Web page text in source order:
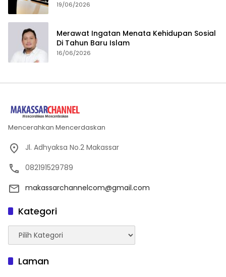
19/06/2026
Merawat Ingatan Menata Kehidupan Sosial
Di Tahun Baru Islam
16/06/2026
Mencerahkan Mencerdaskan
Jl. Adhyaksa No.2 Makassar
082191529789
makassarchannelcom@gmail.com
Kategori
Kategori
Laman